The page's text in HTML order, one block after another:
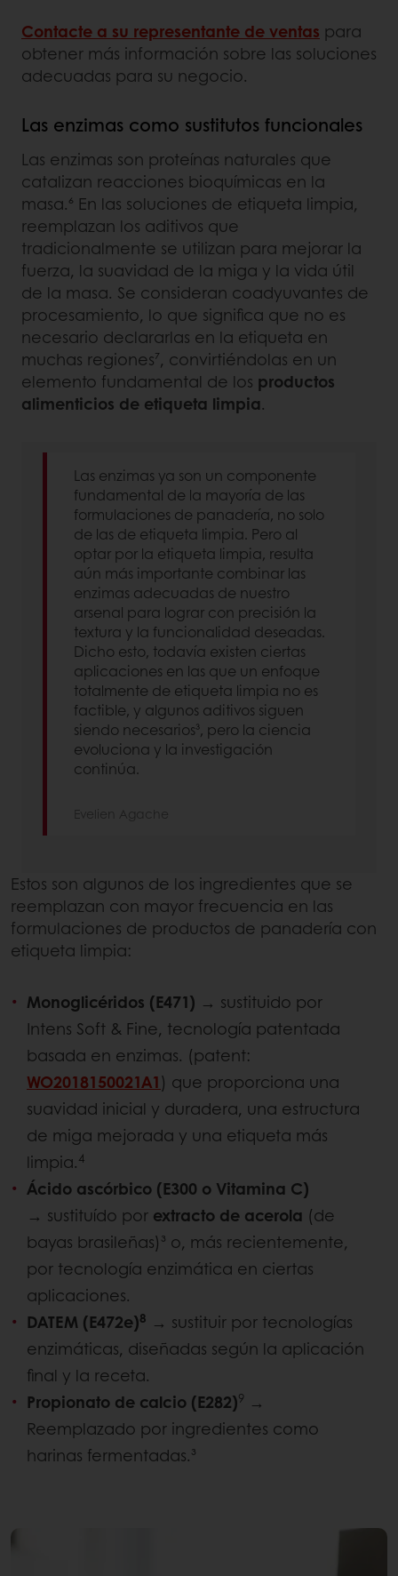
Contacte a su representante de ventas para
obtener más información sobre las soluciones
adecuadas para su negocio.
Las enzimas como sustitutos funcionales
Las enzimas son proteínas naturales que
catalizan reacciones bioquímicas en la
masa.⁶ En las soluciones de etiqueta limpia,
reemplazan los aditivos que
tradicionalmente se utilizan para mejorar la
fuerza, la suavidad de la miga y la vida útil
de la masa. Se consideran coadyuvantes de
procesamiento, lo que significa que no es
necesario declararlas en la etiqueta en
muchas regiones⁷, convirtiéndolas en un
elemento fundamental de los productos
alimenticios de etiqueta limpia.
Las enzimas ya son un componente
fundamental de la mayoría de las
formulaciones de panadería, no solo
de las de etiqueta limpia. Pero al
optar por la etiqueta limpia, resulta
aún más importante combinar las
enzimas adecuadas de nuestro
arsenal para lograr con precisión la
textura y la funcionalidad deseadas.
Dicho esto, todavía existen ciertas
aplicaciones en las que un enfoque
totalmente de etiqueta limpia no es
factible, y algunos aditivos siguen
siendo necesarios³, pero la ciencia
evoluciona y la investigación
continúa.
Evelien Agache
Estos son algunos de los ingredientes que se
reemplazan con mayor frecuencia en las
formulaciones de productos de panadería con
etiqueta limpia:
Monoglicéridos (E471) → sustituido por
Intens Soft & Fine, tecnología patentada
basada en enzimas. (patent:
WO2018150021A1) que proporciona una
suavidad inicial y duradera, una estructura
de miga mejorada y una etiqueta más
limpia.4
Ácido ascórbico (E300 o Vitamina C)
→ sustituído por extracto de acerola (de
bayas brasileñas)³ o, más recientemente,
por tecnología enzimática en ciertas
aplicaciones.
DATEM (E472e)8 → sustituir por tecnologías
enzimáticas, diseñadas según la aplicación
final y la receta.
Propionato de calcio (E282)9 →
Reemplazado por ingredientes como
harinas fermentadas.³